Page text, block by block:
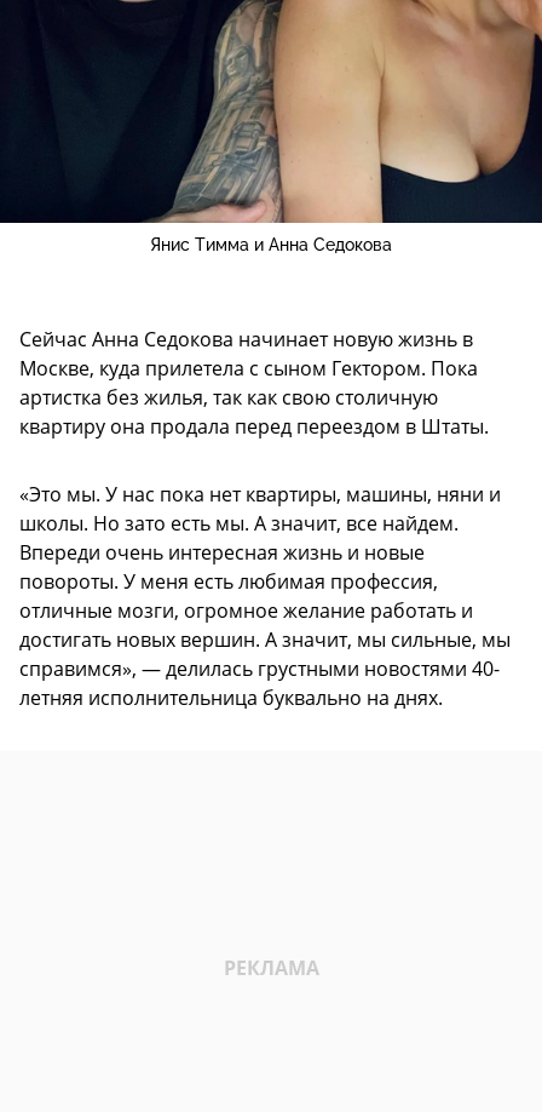
Янис Тимма и Анна Седокова
Сейчас Анна Седокова начинает новую жизнь в
Москве, куда прилетела с сыном Гектором. Пока
артистка без жилья, так как свою столичную
квартиру она продала перед переездом в Штаты.
«Это мы. У нас пока нет квартиры, машины, няни и
школы. Но зато есть мы. А значит, все найдем.
Впереди очень интересная жизнь и новые
повороты. У меня есть любимая профессия,
отличные мозги, огромное желание работать и
достигать новых вершин. А значит, мы сильные, мы
справимся», — делилась грустными новостями 40-
летняя исполнительница буквально на днях.